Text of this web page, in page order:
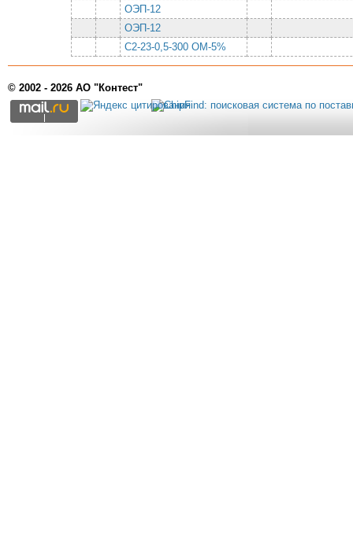
ОЭП-12
ОЭП-12
С2-23-0,5-300 ОМ-5%
© 2002 - 2026 АО "Контест"